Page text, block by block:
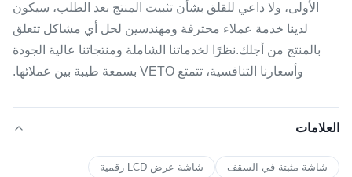
الأولى، ولا داعي للقلق بشأن تثبيت المنتج بعد الطلب، سيكون
لدينا خدمة عملاء محترفة ومهندسين لحل أي مشاكل تتعلق
بالمنتج من أجلك.نظرًا لخدماتنا الشاملة ومنتجاتنا عالية الجودة
وأسعارنا التنافسية، تتمتع VETO بسمعة طيبة بين عملائها.
العلامات
شاشة مثبتة في السقف
شاشة عرض LCD رقمية